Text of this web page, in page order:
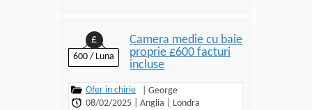
£
600 / Luna
Camera medie cu baie
proprie £600 facturi
incluse
Ofer in chirie |George
08/02/2025 |Anglia Londra